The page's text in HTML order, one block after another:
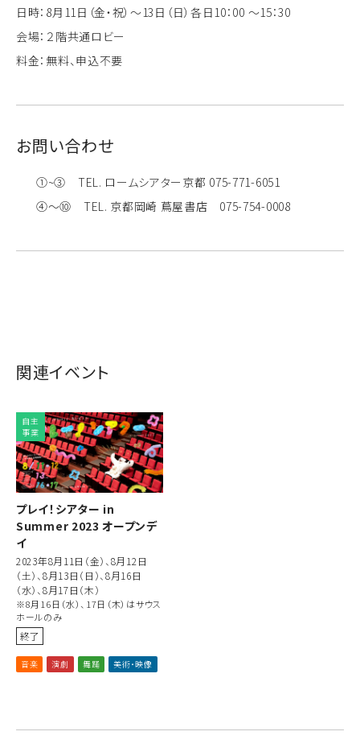
日時：8月11日（金・祝）～13日（日）各日10：00 ～15：30
会場：２階共通ロビー
料金：無料、申込不要
お問い合わせ
①~③ TEL. ロームシアター京都 075-771-6051
④～⑩ TEL. 京都岡崎 蔦屋書店 075-754-0008
関連イベント
自主
事業
プレイ！シアター in
Summer 2023 オープンデ
イ
2023年8月11日（金）、8月12日
（土）、8月13日（日）、8月16日
（水）、8月17日（木）
※8月16日（水）、17日（木）はサウス
ホールのみ
終了
音楽 演劇 舞踊 美術・映像